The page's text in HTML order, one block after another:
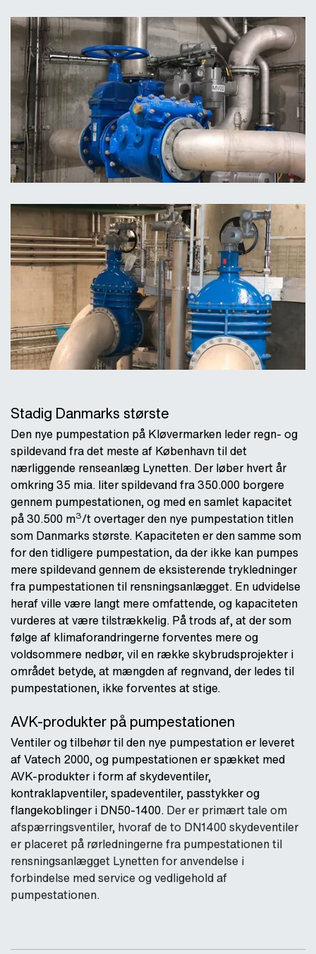
Stadig Danmarks største
Den nye pumpestation på Kløvermarken leder regn- og
spildevand fra det meste af København til det
nærliggende renseanlæg Lynetten. Der løber hvert år
omkring 35 mia. liter spildevand fra 350.000 borgere
gennem pumpestationen, og med en samlet kapacitet
på 30.500 m3/t overtager den nye pumpestation titlen
som Danmarks største. Kapaciteten er den samme som
for den tidligere pumpestation, da der ikke kan pumpes
mere spildevand gennem de eksisterende trykledninger
fra pumpestationen til rensningsanlægget. En udvidelse
heraf ville være langt mere omfattende, og kapaciteten
vurderes at være tilstrækkelig. På trods af, at der som
følge af klimaforandringerne forventes mere og
voldsommere nedbør, vil en række skybrudsprojekter i
området betyde, at mængden af regnvand, der ledes til
pumpestationen, ikke forventes at stige.
AVK-produkter på pumpestationen
Ventiler og tilbehør til den nye pumpestation er leveret
af Vatech 2000, og pumpestationen er spækket med
AVK-produkter i form af skydeventiler,
kontraklapventiler, spadeventiler, passtykker og
flangekoblinger i DN50-1400. Der er primært tale om
afspærringsventiler, hvoraf de to DN1400 skydeventiler
er placeret på rørledningerne fra pumpestationen til
rensningsanlægget Lynetten for anvendelse i
forbindelse med service og vedligehold af
pumpestationen.